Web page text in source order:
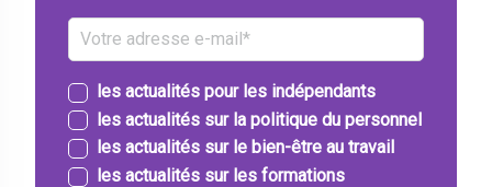
les actualités pour les indépendants
les actualités sur la politique du personnel
les actualités sur le bien-être au travail
les actualités sur les formations